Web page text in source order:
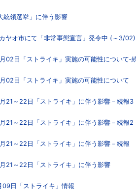
統領選挙」に伴う影響
オ市にて「非常事態宣言」発令中 (～3/02)
日「ストライキ」実施の可能性について‐
日「ストライキ」実施の可能性について
～22日「ストライキ」に伴う影響－続報3
～22日「ストライキ」に伴う影響－続報2
～22日「ストライキ」に伴う影響－続報
21～22日「ストライキ」に伴う影響
日「ストライキ」情報